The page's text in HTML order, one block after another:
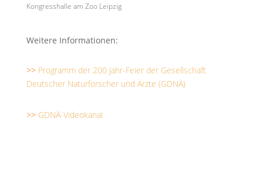
Kongresshalle am Zoo Leipzig
Weitere Informationen:
>> Programm der 200 Jahr-Feier der Gesellschaft
Deutscher Naturforscher und Ärzte (GDNÄ)
>> GDNÄ-Videokanal